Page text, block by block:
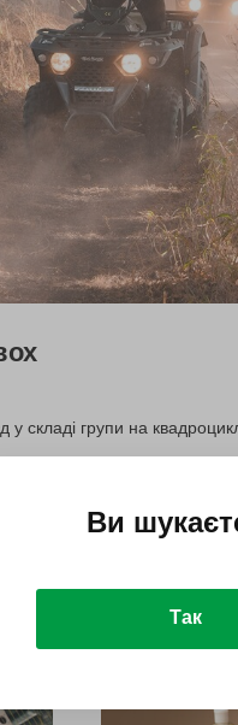
у складі групи на
Купити
Ви
Так